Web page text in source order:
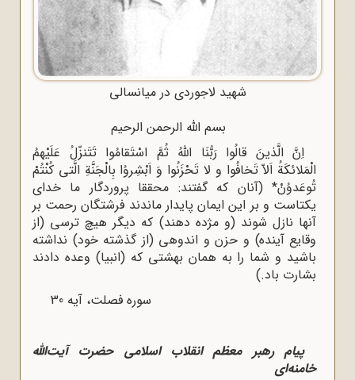
شهید لاجوردی در میانسالی
بسم اللّه‌ الرحمن الرحیم
اِنَّ الَّذینَ قالُوا رَبُّنَا اللّهُ‌ ثُمَّ اسْتَقامُوا تَتَنزّلُ عَلَیْهمُ
الْمَلائکَةُ اَلاّ تَخافُوا و لا تَحْزَنُوا وَ اَبْشِروُا بِالْجَنَّةِ الَّتى کُنْتُمْ
تُوعَدوُنْ* (آنان که گفتند: محققا پروردگار ما خدای
یکتاست و بر این ایمان پایدار ماندند فرشتگان رحمت بر
آنها نازل شوند (و مژده دهند) که دیگر هیچ ترسی (از
وقایع آینده) و حزن و اندوهی (از گذشته خود) نداشته
باشید و شما را به همان بهشتی که (انبیا) وعده دادند
بشارت باد.)
سوره فصلت، آیه 30
پیام رهبر معظم انقلاب اسلامى حضرت آیت‌اللّه‌
خامنه‌اى